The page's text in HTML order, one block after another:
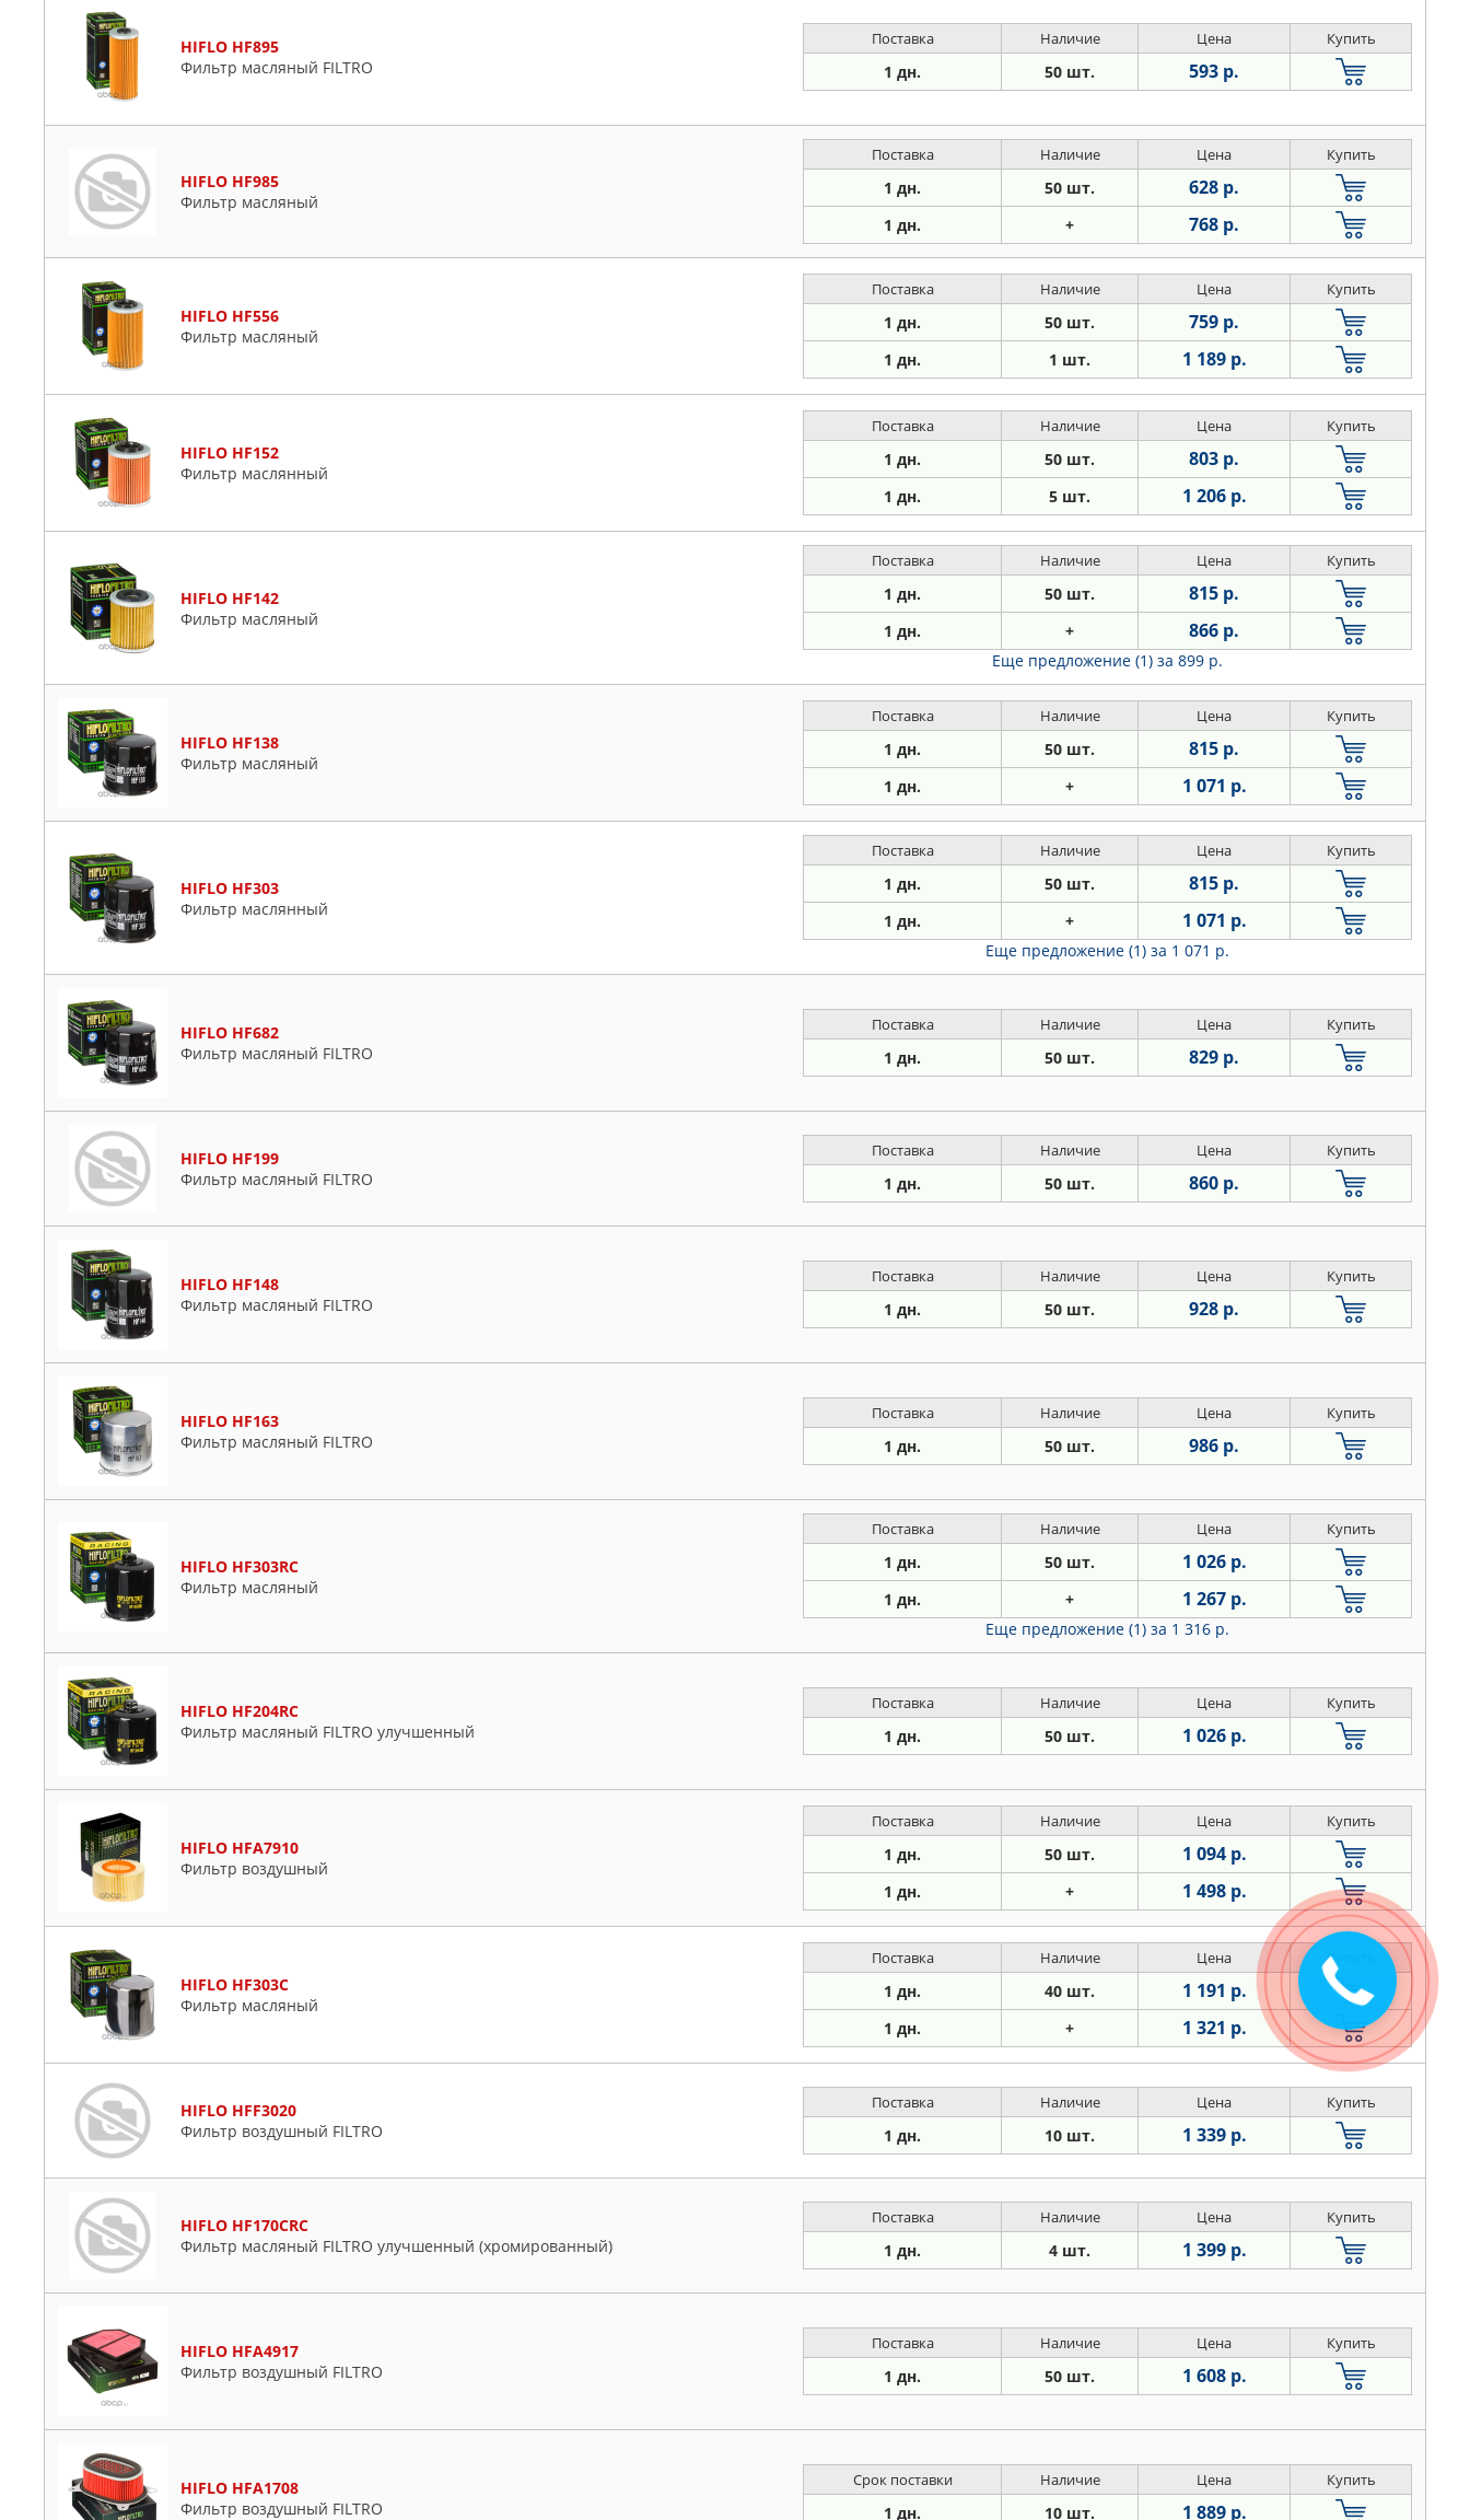
HIFLO HF895
Фильтр масляный FILTRO
Поставка Наличие Цена Купить
1 дн. 50 шт. 593 р.
HIFLO HF985
Фильтр масляный
Поставка Наличие Цена Купить
1 дн. 50 шт. 628 р.
1 дн. + 768 р.
HIFLO HF556
Фильтр масляный
Поставка Наличие Цена Купить
1 дн. 50 шт. 759 р.
1 дн. 1 шт. 1 189 р.
HIFLO HF152
Фильтр маслянный
Поставка Наличие Цена Купить
1 дн. 50 шт. 803 р.
1 дн. 5 шт. 1 206 р.
HIFLO HF142
Фильтр масляный
Поставка Наличие Цена Купить
1 дн. 50 шт. 815 р.
1 дн. + 866 р.
Еще предложение (1) за 899 р.
HIFLO HF138
Фильтр масляный
Поставка Наличие Цена Купить
1 дн. 50 шт. 815 р.
1 дн. + 1 071 р.
HIFLO HF303
Фильтр маслянный
Поставка Наличие Цена Купить
1 дн. 50 шт. 815 р.
1 дн. + 1 071 р.
Еще предложение (1) за 1 071 р.
HIFLO HF682
Фильтр масляный FILTRO
Поставка Наличие Цена Купить
1 дн. 50 шт. 829 р.
HIFLO HF199
Фильтр масляный FILTRO
Поставка Наличие Цена Купить
1 дн. 50 шт. 860 р.
HIFLO HF148
Фильтр масляный FILTRO
Поставка Наличие Цена Купить
1 дн. 50 шт. 928 р.
HIFLO HF163
Фильтр масляный FILTRO
Поставка Наличие Цена Купить
1 дн. 50 шт. 986 р.
HIFLO HF303RC
Фильтр масляный
Поставка Наличие Цена Купить
1 дн. 50 шт. 1 026 р.
1 дн. + 1 267 р.
Еще предложение (1) за 1 316 р.
HIFLO HF204RC
Фильтр масляный FILTRO улучшенный
Поставка Наличие Цена Купить
1 дн. 50 шт. 1 026 р.
HIFLO HFA7910
Фильтр воздушный
Поставка Наличие Цена Купить
1 дн. 50 шт. 1 094 р.
1 дн. + 1 498 р.
HIFLO HF303C
Фильтр масляный
Поставка Наличие Цена Купить
1 дн. 40 шт. 1 191 р.
1 дн. + 1 321 р.
HIFLO HFF3020
Фильтр воздушный FILTRO
Поставка Наличие Цена Купить
1 дн. 10 шт. 1 339 р.
HIFLO HF170CRC
Фильтр масляный FILTRO улучшенный (хромированный)
Поставка Наличие Цена Купить
1 дн. 4 шт. 1 399 р.
HIFLO HFA4917
Фильтр воздушный FILTRO
Поставка Наличие Цена Купить
1 дн. 50 шт. 1 608 р.
HIFLO HFA1708
Фильтр воздушный FILTRO
Срок поставки Наличие Цена Купить
1 дн. 10 шт. 1 889 р.
Закажите
звонок